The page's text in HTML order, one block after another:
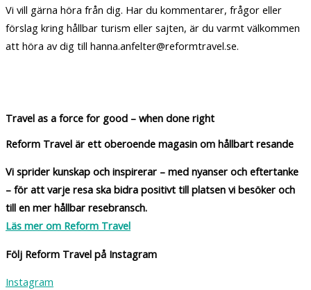
Vi vill gärna höra från dig. Har du kommentarer, frågor eller
förslag kring hållbar turism eller sajten, är du varmt välkommen
att höra av dig till hanna.anfelter@reformtravel.se.
Travel as a force for good – when done right
Reform Travel är ett oberoende magasin om hållbart resande
Vi sprider kunskap och inspirerar – med nyanser och eftertanke
– för att varje resa ska bidra positivt till platsen vi besöker och
till en mer hållbar resebransch.
Läs mer om Reform Travel
Följ Reform Travel på Instagram
Instagram